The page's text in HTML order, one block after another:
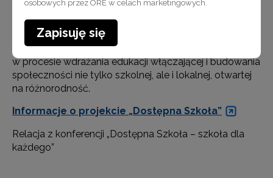
Z perspektywy działań realizowanych w projekcie
SCWEW cieszą wszystkie inicjatywy, które mają za cel
wspieranie przedszkoli i szkół ogólnodostępnych
w procesie wdrażania edukacji włączającej i budowania
społeczności nie tylko szkolnej, ale i lokalnej, otwartej
na różnorodność.
Informacje o projekcie „Dostępna Szkoła”
Relacja z konferencji „Dostępna Szkoła – szkoła dla
każdego”
osobowych przez ORE w celach marketingowych.
Zapisuję się